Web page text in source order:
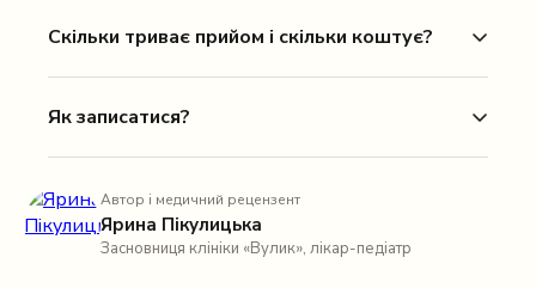
Скільки триває прийом і скільки коштує?
Як записатися?
Автор і медичний рецензент
Ярина Пікулицька
Засновниця клініки «Вулик», лікар-педіатр